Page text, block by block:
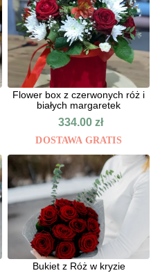
Flower box z czerwonych róż i
białych margaretek
334.00zł
DOSTAWA GRATIS
Bukiet z Róż w kryzie